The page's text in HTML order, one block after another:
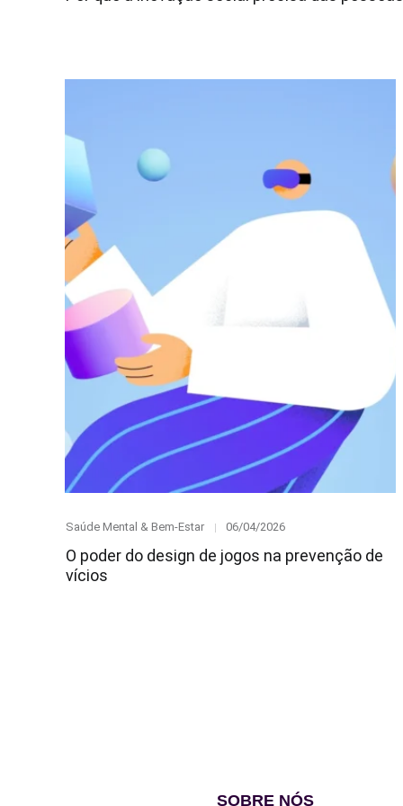
Category
Saúde Mental & Bem-Estar
Posted
06/04/2026
O poder do design de jogos na prevenção de
vícios
SOBRE NÓS